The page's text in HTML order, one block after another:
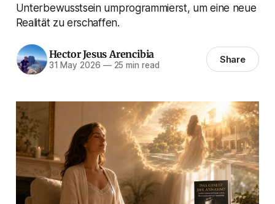
Unterbewusstsein umprogrammierst, um eine neue
Realität zu erschaffen.
Hector Jesus Arencibia
31 May 2026 —25 min read Share